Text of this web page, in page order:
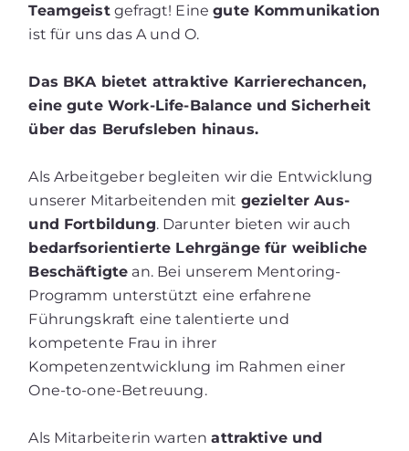
Teamgeistgefragt! Einegute Kommunikation
ist für uns das A und O.
Das BKA bietet attraktive Karrierechancen,
eine gute Work-Life-Balance und Sicherheit
über das Berufsleben hinaus.
Als Arbeitgeber begleiten wir die Entwicklung
unserer Mitarbeitenden mit gezielter Aus-
und Fortbildung. Darunter bieten wir auch
bedarfsorientierte Lehrgänge für weibliche
Beschäftigte an. Bei unserem Mentoring-
Programm unterstützt eine erfahrene
Führungskraft eine talentierte und
kompetente Frau in ihrer
Kompetenzentwicklung im Rahmen einer
One-to-one-Betreuung.
Als Mitarbeiterin wartenattraktive und